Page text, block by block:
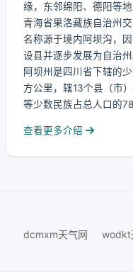
缘，东邻绵阳、德阳等
青海省果洛藏族自治州
名称源于境内阿坝沟，
设县并逐步发展为自治州
阿坝州是四川省下辖的
方公里，辖13个县（市
等少数民族占总人口的
查看更多介绍
dcmxm天气网
wodkt